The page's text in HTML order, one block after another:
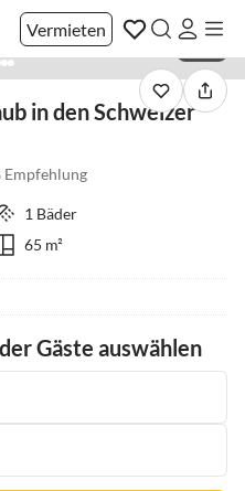
Vermieten
in den Schweizer
Empfehlung
1 Bäder
65 m²
Gäste auswählen